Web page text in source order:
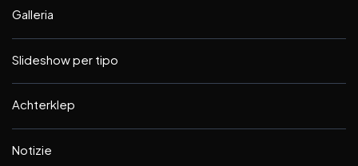
Galleria
Slideshow per tipo
Achterklep
Notizie